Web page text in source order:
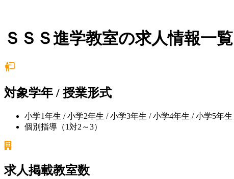
ＳＳＳ進学教室の求人情報一覧
対象学年 / 授業形式
小学1年生 / 小学2年生 / 小学3年生 / 小学4年生 / 小学5年
個別指導（1対2～3）
求人掲載教室数